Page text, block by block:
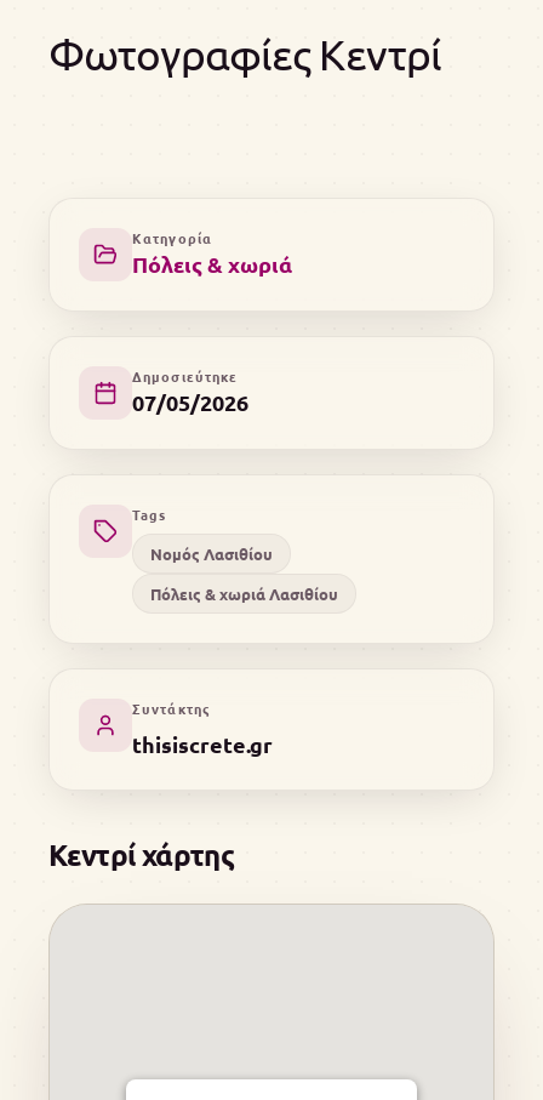
Φωτογραφίες Κεντρί
Κατηγορία
Πόλεις & χωριά
Δημοσιεύτηκε
07/05/2026
Tags
Νομός Λασιθίου
Πόλεις & χωριά Λασιθίου
Συντάκτης
thisiscrete.gr
Κεντρί χάρτης